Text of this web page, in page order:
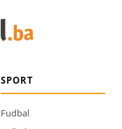
SPORT
Fudbal